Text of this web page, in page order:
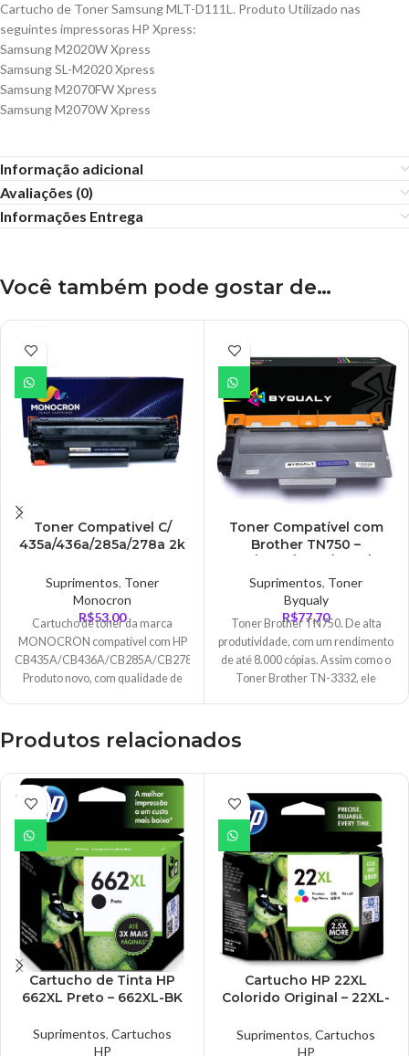
Cartucho de Toner Samsung MLT-D111L. Produto Utilizado nas
seguintes impressoras HP Xpress:
Samsung M2020W Xpress
Samsung SL-M2020 Xpress
Samsung M2070FW Xpress
Samsung M2070W Xpress
Informação adicional
Avaliações (0)
Informações Entrega
Você também pode gostar de…
Toner Compativel C/
435a/436a/285a/278a 2k
Suprimentos, Toner
Monocron
R$53,00
Cartucho de toner da marca
MONOCRON compatível com HP
CB435A/CB436A/CB285A/CB278A.
Produto novo, com qualidade de
Toner Compatível com
Brother TN750 –
0/3380/3385 8K
Suprimentos, Toner
Byqualy
R$77,70
Toner Brother TN750. De alta
produtividade, com um rendimento
de até 8.000 cópias. Assim como o
Toner Brother TN-3332, ele
Produtos relacionados
ESGO
TADO
Cartucho de Tinta HP
662XL Preto – 662XL-BK
Suprimentos, Cartuchos
HP
Cartucho HP 22XL
Colorido Original – 22XL-
Suprimentos, Cartuchos
HP